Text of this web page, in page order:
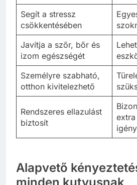
Segít a stressz
csökkentésében
Javítja a szőr, bőr és
izom egészségét
Személyre szabható,
otthon kivitelezhető
Rendszeres ellazulást
biztosít
Alapvető
minden kutyusnak